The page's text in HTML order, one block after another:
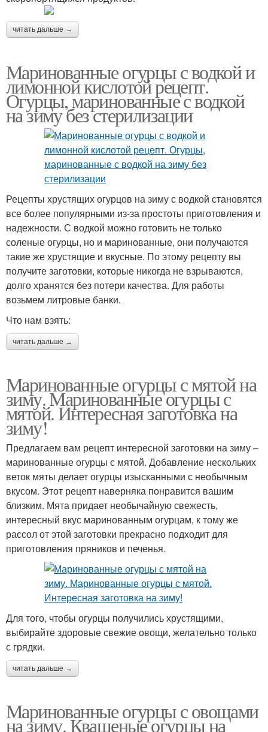
читать дальше →
Маринованные огурцы с водкой и
лимонной кислотой рецепт.
Огурцы, маринованные с водкой
на зиму без стерилизации
Рецепты хрустящих огурцов на зиму с водкой становятся
все более популярными из-за простоты приготовления и
надежности. С водкой можно готовить не только
соленые огурцы, но и маринованные, они получаются
такие же хрустящие и вкусные. По этому рецепту вы
получите заготовки, которые никогда не взрываются,
долго хранятся без потери качества. Для работы
возьмем литровые банки.
Что нам взять:
читать дальше →
Маринованные огурцы с мятой на
зиму. Маринованные огурцы с
мятой. Интересная заготовка на
зиму!
Предлагаем вам рецепт интересной заготовки на зиму –
маринованные огурцы с мятой. Добавление нескольких
веток мяты делает огурцы изысканными с необычным
вкусом. Этот рецепт наверняка понравится вашим
близким. Мята придает необычайную свежесть,
интересный вкус маринованным огурцам, к тому же
рассол от этой заготовки прекрасно подходит для
приготовления пряников и печенья.
Для того, чтобы огурцы получились хрустящими,
выбирайте здоровые свежие овощи, желательно только
с грядки.
читать дальше →
Маринованные огурцы с овощами
на зиму. Квашеные огурцы на